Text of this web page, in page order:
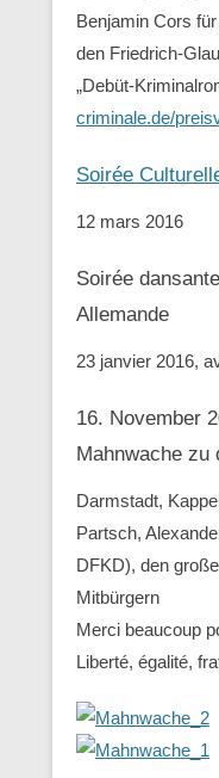
Benjamin Cors
den Friedrich-
„Debüt-
criminale.de/
Soirée
12 mars 2016
Soirée
Allemande
23 janvier 2016,
16. November
Mahnwache zu
Darmstadt,
Partsch,
‪‎DFKD), den
Mitbürgern
Merci beaucoup
Liberté, égalité,